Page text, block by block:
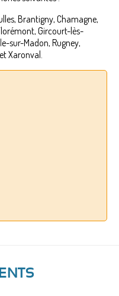
Brantigny, Chamagne,
Gircourt-lès-
sur-Madon, Rugney,
Xaronval.